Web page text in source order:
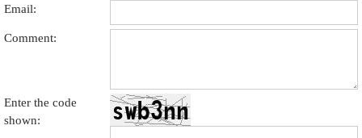
Email:
Comment:
Enter the code
shown: